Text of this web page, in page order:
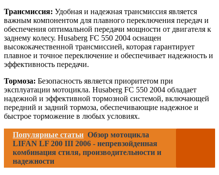
Трансмиссия: Удобная и надежная трансмиссия является
важным компонентом для плавного переключения передач и
обеспечения оптимальной передачи мощности от двигателя к
заднему колесу. Husaberg FC 550 2004 оснащен
высококачественной трансмиссией, которая гарантирует
плавное и точное переключение и обеспечивает надежность и
эффективность передачи.
Тормоза: Безопасность является приоритетом при
эксплуатации мотоцикла. Husaberg FC 550 2004 обладает
надежной и эффективной тормозной системой, включающей
передний и задний тормоза, обеспечивающие надежное и
быстрое торможение в любых условиях.
Популярные статьи Обзор мотоцикла
LIFAN LF 200 III 2006 - непревзойденная
комбинация стиля, производительности и
надежности